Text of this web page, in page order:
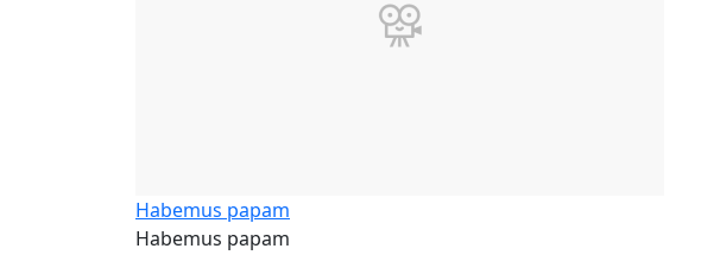
Habemus papam
Habemus papam